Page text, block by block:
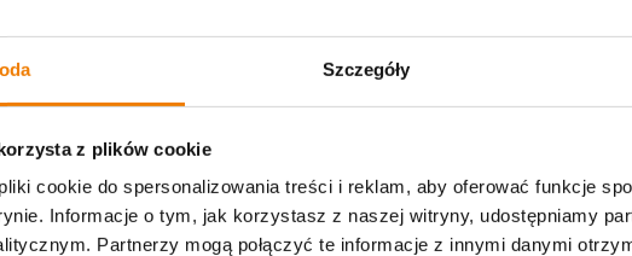
Szczegóły
z plików cookie
cookie do spersonalizowania treści i reklam, aby oferować funkcje
Informacje o tym, jak korzystasz z naszej witryny, udostępniamy
Partnerzy mogą połączyć te informacje z innymi danymi